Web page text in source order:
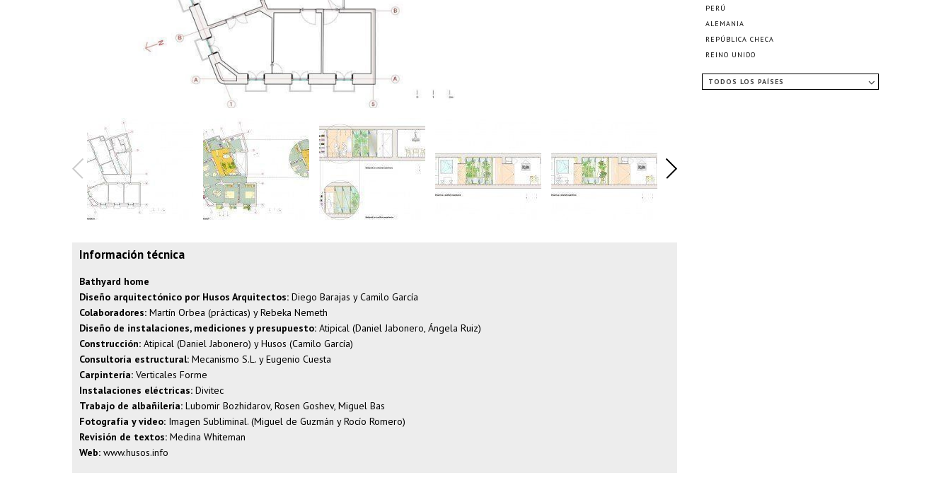
Información técnica
Bathyard home
Diseño arquitectónico por Husos Arquitectos: Diego Barajas y Camilo García
Colaboradores: Martín Orbea (prácticas) y Rebeka Nemeth
Diseño de instalaciones, mediciones y presupuesto: Atipical (Daniel Jabonero, Ángela Ruiz)
Construcción: Atipical (Daniel Jabonero) y Husos (Camilo García)
Consultoría estructural: Mecanismo S.L. y Eugenio Cuesta
Carpintería: Verticales Forme
Instalaciones eléctricas: Divitec
Trabajo de albañilería: Lubomir Bozhidarov, Rosen Goshev, Miguel Bas
Fotografía y video: Imagen Subliminal. (Miguel de Guzmán y Rocío Romero)
Revisión de textos: Medina Whiteman
Web: www.husos.info
PERÚ
ALEMANIA
REPÚBLICA CHECA
REINO UNIDO
TODOS LOS PAÍSES